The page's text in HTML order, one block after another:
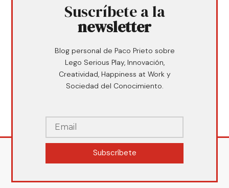
Suscríbete a la
newsletter
Blog personal de Paco Prieto sobre
Lego Serious Play, Innovación,
Creatividad, Happiness at Work y
Sociedad del Conocimiento.
Subscríbete